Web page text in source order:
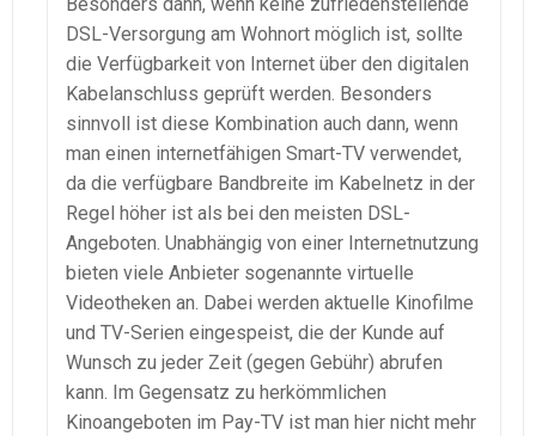
DSL-Versorgung am Wohnort möglich ist, sollte
die Verfügbarkeit von Internet über den digitalen
Kabelanschluss geprüft werden. Besonders
sinnvoll ist diese Kombination auch dann, wenn
man einen internetfähigen Smart-TV verwendet,
da die verfügbare Bandbreite im Kabelnetz in der
Regel höher ist als bei den meisten DSL-
Angeboten. Unabhängig von einer Internetnutzung
bieten viele Anbieter sogenannte virtuelle
Videotheken an. Dabei werden aktuelle Kinofilme
und TV-Serien eingespeist, die der Kunde auf
Wunsch zu jeder Zeit (gegen Gebühr) abrufen
kann. Im Gegensatz zu herkömmlichen
Kinoangeboten im Pay-TV ist man hier nicht mehr